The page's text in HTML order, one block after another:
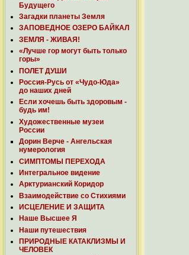
Будущего
Загадки планеты Земля
ЗАПОВЕДНОЕ ОЗЕРО БАЙКАЛ
ЗЕМЛЯ - ЖИВАЯ!
«Лучше гор могут быть только
горы»
ПОЛЕТ ДУШИ
Россия-Русь от «Чудо-Юда»
до наших дней
Если хочешь быть здоровым -
будь им!
Художественные музеи
России
Дорин Верче - Ангельская
нумерология
СИМПТОМЫ ПЕРЕХОДА
Интегральное видение
Арктурианский Коридор
Взаимодействие со Стихиями
ИСЦЕЛЕНИЕ И ЗАЩИТА
Наше Высшее Я
Наши путешествия
ПРИРОДНЫЕ КАТАКЛИЗМЫ И
ЧЕЛОВЕК